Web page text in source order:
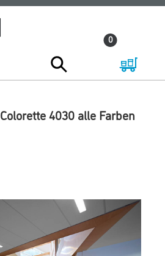
0
4030 alle Farben